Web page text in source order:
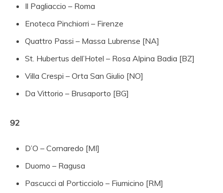
Il Pagliaccio – Roma
Enoteca Pinchiorri – Firenze
Quattro Passi – Massa Lubrense [NA]
St. Hubertus dell’Hotel – Rosa Alpina Badia [BZ]
Villa Crespi – Orta San Giulio [NO]
Da Vittorio – Brusaporto [BG]
92
D’O – Cornaredo [MI]
Duomo – Ragusa
Pascucci al Porticciolo – Fiumicino [RM]